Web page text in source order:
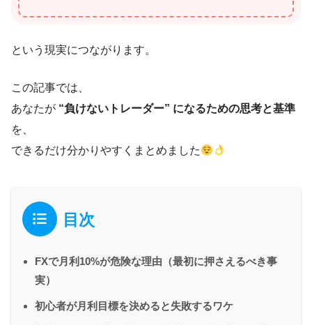
という現実につながります。
この記事では、
あなたが “負けないトレーダー” になるための思考と基準
を、
できるだけ分かりやすくまとめました
目次
FXで月利10%が危険な理由（最初に押さえるべき事
実）
初心者が月利目標を決めると失敗するワケ